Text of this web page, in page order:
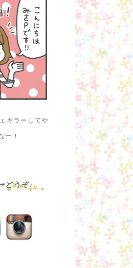
キラーしてや
ー！
どうぞ♪